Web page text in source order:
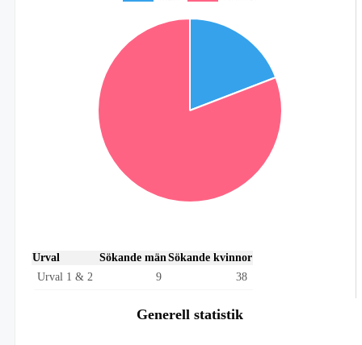
Urval Sökande mänSökande kvinnor
Urval 1 & 2
9 38
Generell statistik